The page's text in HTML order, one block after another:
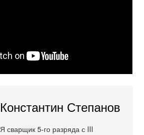
Константин Степанов
Я сварщик 5-го разряда с III